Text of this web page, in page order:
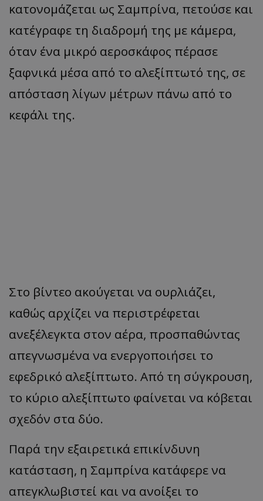
κατονομάζεται ως Σαμπρίνα, πετούσε και
κατέγραφε τη διαδρομή της με κάμερα,
όταν ένα μικρό αεροσκάφος πέρασε
ξαφνικά μέσα από το αλεξίπτωτό της, σε
απόσταση λίγων μέτρων πάνω από το
κεφάλι της.
Στο βίντεο ακούγεται να ουρλιάζει,
καθώς αρχίζει να περιστρέφεται
ανεξέλεγκτα στον αέρα, προσπαθώντας
απεγνωσμένα να ενεργοποιήσει το
εφεδρικό αλεξίπτωτο. Από τη σύγκρουση,
το κύριο αλεξίπτωτο φαίνεται να κόβεται
σχεδόν στα δύο.
Παρά την εξαιρετικά επικίνδυνη
κατάσταση, η Σαμπρίνα κατάφερε να
απεγκλωβιστεί και να ανοίξει το